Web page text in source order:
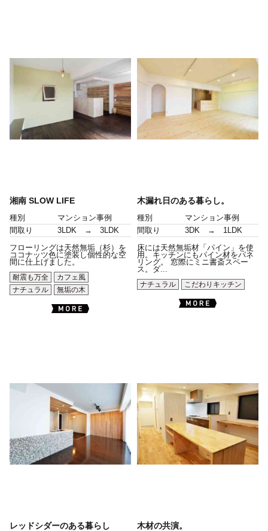
湘南 SLOW LIFE
種別
マンション事例
間取り
3LDK → 3LDK
フローリングは天然無垢（杉）を
ココナッツ色に塗装し個性的な空
間に仕上げました。
耐震も万全
カフェ風
ナチュラル
無垢の木
木漏れ日のある暮らし。
種別
マンション事例
間取り
3DK → 1LDK
床には天然無垢材「パイン」を使
用。キッチンにもパイン材をパネ
リング。 窓際にミニ書斎スペー
ス。ダ...
ナチュラル
こだわりキッチン
レッドシダーのある暮らし 木材の共演。